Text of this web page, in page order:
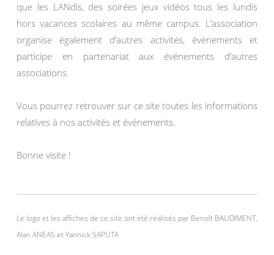
que les LANdis, des soirées jeux vidéos tous les lundis
hors vacances scolaires au même campus. L’association
organise également d’autres activités, évènements et
participe en partenariat aux événements d’autres
associations.
Vous pourrez retrouver sur ce site toutes les informations
relatives à nos activités et événements.
Bonne visite !
Le logo et les affiches de ce site ont été réalisés par Benoît BAUDIMENT,
Alan ANEAS et Yannick SAPUTA